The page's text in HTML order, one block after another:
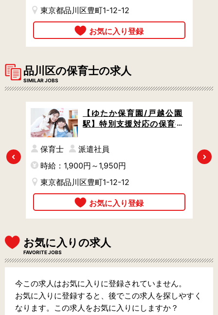
東京都品川区豊町1-12-12
品川区の保育士の求人
SIMILAR JOBS
Previous
【ゆたか保育園/戸越公園
駅】特別支援対応の保育補
お手伝いなど / パソコン業務
なし / やりがい充実＆スキル
アップが叶う
保育士
派遣社員
時給：1,900円～1,950円
東京都品川区豊町1-12-12
Next
お気に入りの求人
FAVORITE JOBS
今この求人はお気に入りに登録されていません。
お気に入りに登録すると、後でこの求人を探しやすく
なります。この求人をお気に入りにしますか？